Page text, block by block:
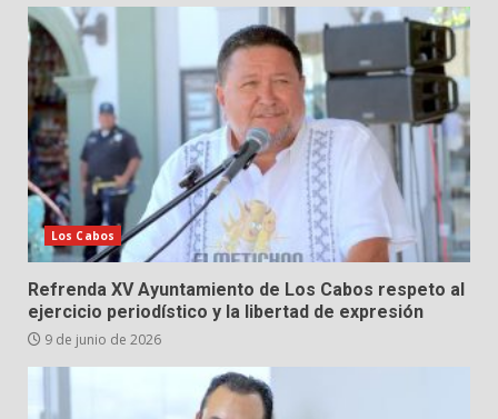
Los Cabos
Refrenda XV Ayuntamiento de Los Cabos respeto al
ejercicio periodístico y la libertad de expresión
9 de junio de 2026